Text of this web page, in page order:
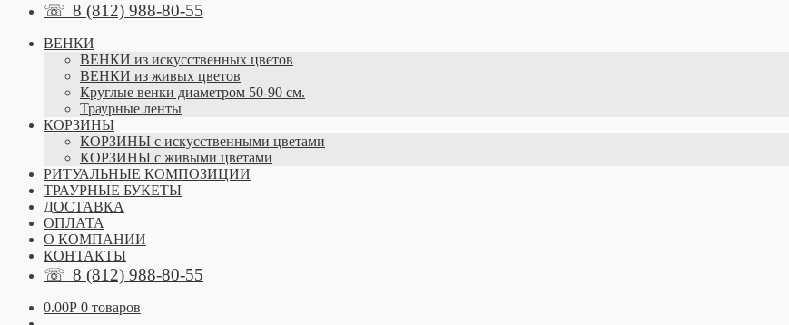
☏ 8 (812) 988-80-55
ВЕНКИ
ВЕНКИ из искусственных цветов
ВЕНКИ из живых цветов
Круглые венки диаметром 50-90 см.
Траурные ленты
КОРЗИНЫ
КОРЗИНЫ с искусственными цветами
КОРЗИНЫ с живыми цветами
РИТУАЛЬНЫЕ КОМПОЗИЦИИ
ТРАУРНЫЕ БУКЕТЫ
ДОСТАВКА
ОПЛАТА
О КОМПАНИИ
КОНТАКТЫ
☏ 8 (812) 988-80-55
0.00Р 0 товаров